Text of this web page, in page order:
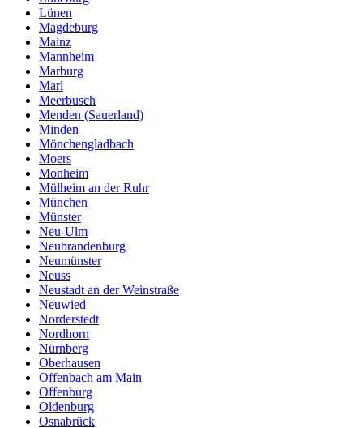
Lünen
Magdeburg
Mainz
Mannheim
Marburg
Marl
Meerbusch
Menden (Sauerland)
Minden
Mönchengladbach
Moers
Monheim
Mülheim an der Ruhr
München
Münster
Neu-Ulm
Neubrandenburg
Neumünster
Neuss
Neustadt an der Weinstraße
Neuwied
Norderstedt
Nordhorn
Nürnberg
Oberhausen
Offenbach am Main
Offenburg
Oldenburg
Osnabrück